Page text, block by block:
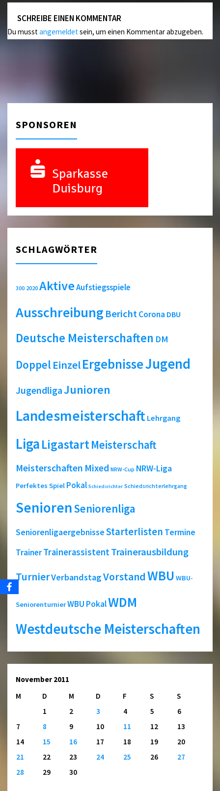
SCHREIBE EINEN KOMMENTAR
Du musstangemeldetsein, um einen Kommentar abzugeben.
SPONSOREN
SCHLAGWÖRTER
300 2020 AktiveAufstiegsspiele
Ausschreibung BerichtCorona DBU
Deutsche Meisterschaften DM
Doppel EinzelErgebnisseJugend
JugendligaJunioren
Landesmeisterschaft Lehrgang
LigaLigastartMeisterschaft
Meisterschaften Mixed NRW-Cup NRW-Liga
Perfektes Spiel Pokal Schiedsrichter Schiedsrichterlehrgang
SeniorenSeniorenliga
SeniorenligaergebnisseStarterlisten Termine
TrainerTrainerassistentTrainerausbildung
TurnierVerbandstagVorstandWBU WBU-
SeniorenturnierWBU PokalWDM
Westdeutsche Meisterschaften
November 2011
M
D M D F S
S
1
2 3 4 5
6
7
8 9 10 11 12
13
14
15 16 17 18 19
20
21
22 23 24 25 26
27
28
29 30